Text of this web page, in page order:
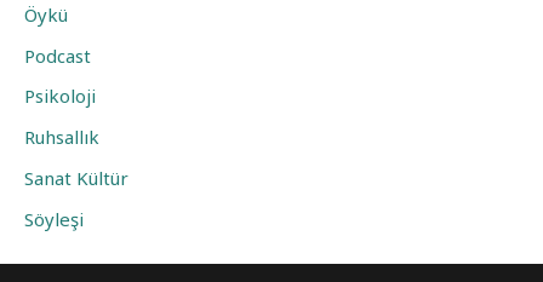
Öykü
Podcast
Psikoloji
Ruhsallık
Sanat Kültür
Söyleşi